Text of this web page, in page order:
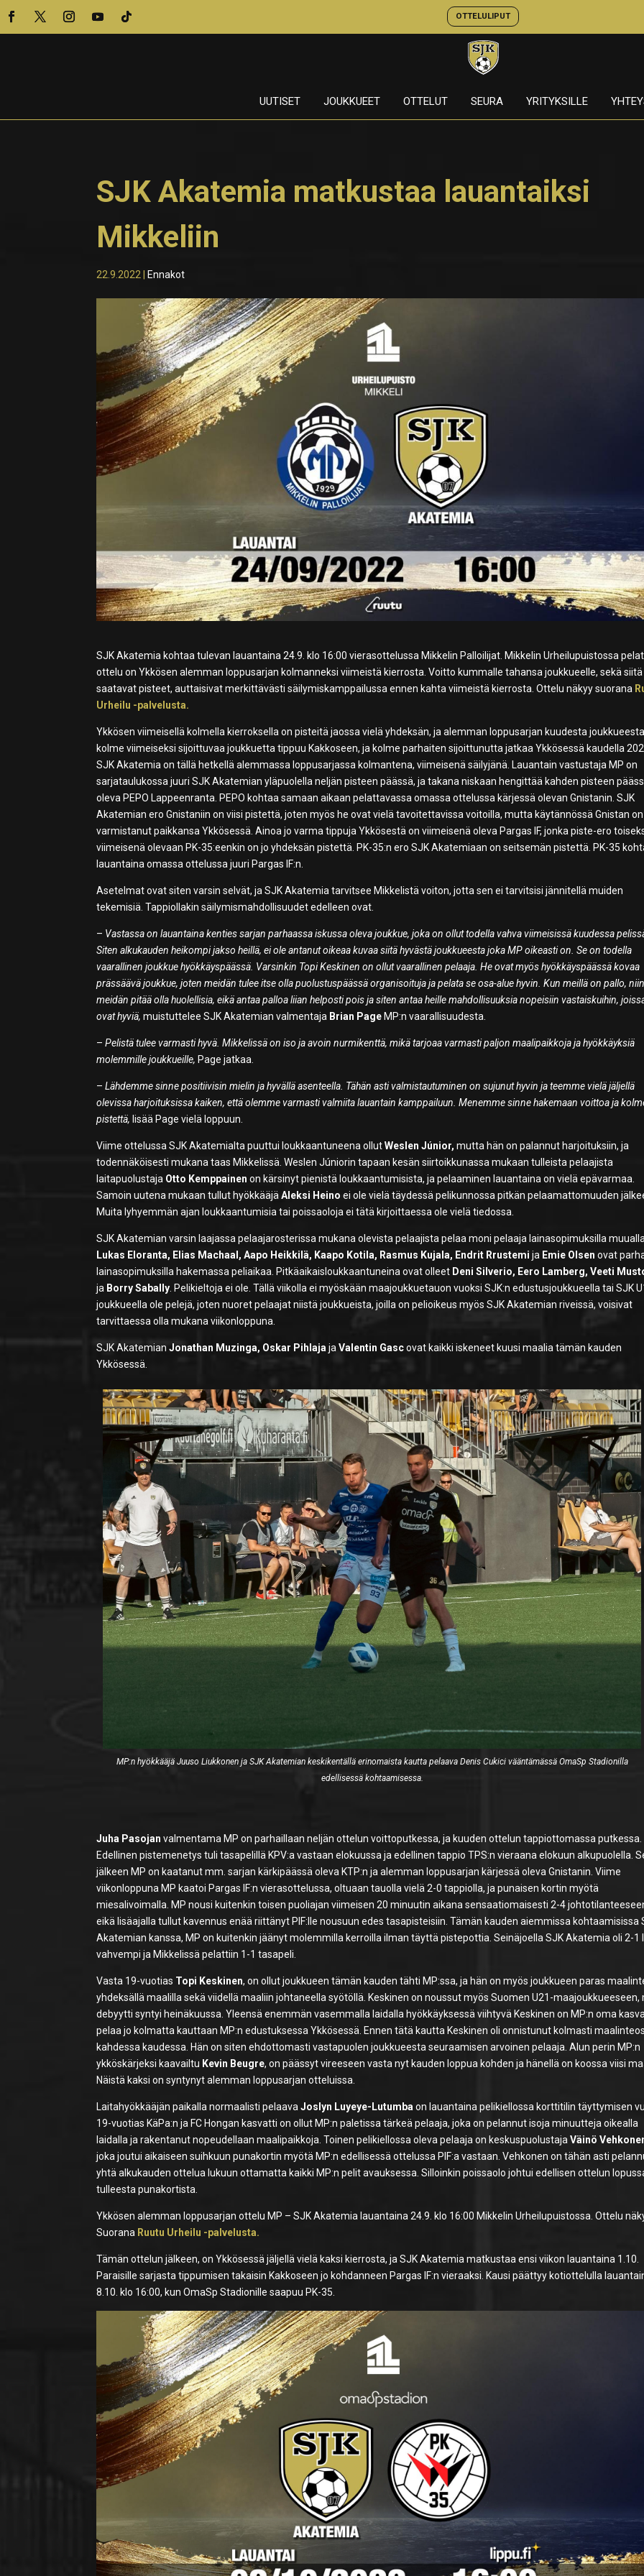
OTTELULIPUT
UUTISET JOUKKUEET OTTELUT SEURA YRITYKSILLE
SJK Akatemia matkustaa lauantaiksi
Mikkeliin
22.9.2022 Ennakot
SJK Akatemia kohtaa tulevan lauantaina 24.9. klo 16:00 vierasottelussa Mikkelin Palloilijat. Mikkelin Urheilupuistossa
ottelu on Ykkösen alemman loppusarjan kolmanneksi viimeistä kierrosta. Voitto kummalle tahansa joukkueelle, sekä siitä
saatavat pisteet, auttaisivat merkittävästi säilymiskamppailussa ennen kahta viimeistä kierrosta. Ottelu näkyy suorana
Urheilu -palvelusta.
Ykkösen viimeisellä kolmella kierroksella on pisteitä jaossa vielä yhdeksän, ja alemman loppusarjan kuudesta
kolme viimeiseksi sijoittuvaa joukkuetta tippuu Kakkoseen, ja kolme parhaiten sijoittunutta jatkaa Ykkösessä kaudella
SJK Akatemia on tällä hetkellä alemmassa loppusarjassa kolmantena, viimeisenä säilyjänä. Lauantain vastustaja MP on
sarjataulukossa juuri SJK Akatemian yläpuolella neljän pisteen päässä, ja takana niskaan hengittää kahden pisteen
oleva PEPO Lappeenranta. PEPO kohtaa samaan aikaan pelattavassa omassa ottelussa kärjessä olevan Gnistanin. SJK
Akatemian ero Gnistaniin on viisi pistettä, joten myös he ovat vielä tavoitettavissa voitoilla, mutta käytännössä Gnistan
varmistanut paikkansa Ykkösessä. Ainoa jo varma tippuja Ykkösestä on viimeisenä oleva Pargas IF, jonka piste-ero
viimeisenä olevaan PK-35:eenkin on jo yhdeksän pistettä. PK-35:n ero SJK Akatemiaan on seitsemän pistettä. PK-35
lauantaina omassa ottelussa juuri Pargas IF:n.
Asetelmat ovat siten varsin selvät, ja SJK Akatemia tarvitsee Mikkelistä voiton, jotta sen ei tarvitsisi jännitellä muiden
tekemisiä. Tappiollakin säilymismahdollisuudet edelleen ovat.
– Vastassa on lauantaina kenties sarjan parhaassa iskussa oleva joukkue, joka on ollut todella vahva viimeisissä kuudessa
Siten alkukauden heikompi jakso heillä, ei ole antanut oikeaa kuvaa siitä hyvästä joukkueesta joka MP oikeasti on. Se on todella
vaarallinen joukkue hyökkäyspäässä. Varsinkin Topi Keskinen on ollut vaarallinen pelaaja. He ovat myös hyökkäyspäässä kovaa
prässäävä joukkue, joten meidän tulee itse olla puolustuspäässä organisoituja ja pelata se osa-alue hyvin. Kun meillä on pallo,
meidän pitää olla huolellisia, eikä antaa palloa liian helposti pois ja siten antaa heille mahdollisuuksia nopeisiin vastaiskuihin,
ovat hyviä, muistuttelee SJK Akatemian valmentaja Brian Page MP:n vaarallisuudesta.
–Pelistä tulee varmasti hyvä. Mikkelissä on iso ja avoin nurmikenttä, mikä tarjoaa varmasti paljon maalipaikkoja ja hyökkäyksiä
molemmille joukkueille, Page jatkaa.
–Lähdemme sinne positiivisin mielin ja hyvällä asenteella. Tähän asti valmistautuminen on sujunut hyvin ja teemme vielä jäljellä
olevissa harjoituksissa kaiken, että olemme varmasti valmiita lauantain kamppailuun. Menemme sinne hakemaan voittoa ja
pistettä, lisää Page vielä loppuun.
Viime ottelussa SJK Akatemialta puuttui loukkaantuneena ollutWeslen Júnior, mutta hän on palannut harjoituksiin, ja
todennäköisesti mukana taas Mikkelissä. Weslen Júniorin tapaan kesän siirtoikkunassa mukaan tulleista pelaajista
laitapuolustaja Otto Kemppainen on kärsinyt pienistä loukkaantumisista, ja pelaaminen lauantaina on vielä epävarmaa.
Samoin uutena mukaan tullut hyökkääjäAleksi Heino ei ole vielä täydessä pelikunnossa pitkän pelaamattomuuden
Muita lyhyemmän ajan loukkaantumisia tai poissaoloja ei tätä kirjoittaessa ole vielä tiedossa.
SJK Akatemian varsin laajassa pelaajarosterissa mukana olevista pelaajista pelaa moni pelaaja lainasopimuksilla
Lukas Eloranta, Elias Machaal, Aapo Heikkilä, Kaapo Kotila, Rasmus Kujala, Endrit Rrustemi ja Emie Olsen ovat
lainasopimuksilla hakemassa peliaikaa. Pitkäaikaisloukkaantuneina ovat olleet Deni Silverio, Eero Lamberg, Veeti
ja Borry Sabally. Pelikieltoja ei ole. Tällä viikolla ei myöskään maajoukkuetauon vuoksi SJK:n edustusjoukkueella tai SJK
joukkueella ole pelejä, joten nuoret pelaajat niistä joukkueista, joilla on pelioikeus myös SJK Akatemian riveissä, voisivat
tarvittaessa olla mukana viikonloppuna.
SJK AkatemianJonathan Muzinga, Oskar PihlajajaValentin Gascovat kaikki iskeneet kuusi maalia tämän kauden
Ykkösessä.
MP:n hyökkääjä Juuso Liukkonen ja SJK Akatemian keskikentällä erinomaista kautta pelaava Denis Cukici vääntämässä OmaSp Stadionilla
edellisessä kohtaamisessa.
Juha Pasojan valmentama MP on parhaillaan neljän ottelun voittoputkessa, ja kuuden ottelun tappiottomassa putkessa.
Edellinen pistemenetys tuli tasapelillä KPV:a vastaan elokuussa ja edellinen tappio TPS:n vieraana elokuun alkupuolella.
jälkeen MP on kaatanut mm. sarjan kärkipäässä oleva KTP:n ja alemman loppusarjan kärjessä oleva Gnistanin. Viime
viikonloppuna MP kaatoi Pargas IF:n vierasottelussa, oltuaan tauolla vielä 2-0 tappiolla, ja punaisen kortin myötä
miesalivoimalla. MP nousi kuitenkin toisen puoliajan viimeisen 20 minuutin aikana sensaatiomaisesti 2-4
eikä lisäajalla tullut kavennus enää riittänyt PIF:lle nousuun edes tasapisteisiin. Tämän kauden aiemmissa kohtaamisissa
Akatemian kanssa, MP on kuitenkin jäänyt molemmilla kerroilla ilman täyttä pistepottia. Seinäjoella SJK Akatemia oli 2-1
vahvempi ja Mikkelissä pelattiin 1-1 tasapeli.
Vasta 19-vuotias Topi Keskinen, on ollut joukkueen tämän kauden tähti MP:ssa, ja hän on myös joukkueen paras
yhdeksällä maalilla sekä viidellä maaliin johtaneella syötöllä. Keskinen on noussut myös Suomen U21-maajoukkueeseen,
debyytti syntyi heinäkuussa. Yleensä enemmän vasemmalla laidalla hyökkäyksessä viihtyvä Keskinen on MP:n oma
pelaa jo kolmatta kauttaan MP:n edustuksessa Ykkösessä. Ennen tätä kautta Keskinen oli onnistunut kolmasti
kahdessa kaudessa. Hän on siten ehdottomasti vastapuolen joukkueesta seuraamisen arvoinen pelaaja. Alun perin MP:n
ykköskärjeksi kaavailtu Kevin Beugre, on päässyt vireeseen vasta nyt kauden loppua kohden ja hänellä on koossa viisi
Näistä kaksi on syntynyt alemman loppusarjan otteluissa.
Laitahyökkääjän paikalla normaalisti pelaavaJoslyn Luyeye-Lutumba on lauantaina pelikiellossa korttitilin täyttymisen
19-vuotias KäPa:n ja FC Hongan kasvatti on ollut MP:n paletissa tärkeä pelaaja, joka on pelannut isoja minuutteja oikealla
laidalla ja rakentanut nopeudellaan maalipaikkoja. Toinen pelikiellossa oleva pelaaja on keskuspuolustaja Väinö
joka joutui aikaiseen suihkuun punakortin myötä MP:n edellisessä ottelussa PIF:a vastaan. Vehkonen on tähän asti
yhtä alkukauden ottelua lukuun ottamatta kaikki MP:n pelit avauksessa. Silloinkin poissaolo johtui edellisen ottelun
tulleesta punakortista.
Ykkösen alemman loppusarjan ottelu MP – SJK Akatemia lauantaina 24.9. klo 16:00 Mikkelin Urheilupuistossa. Ottelu
Suorana Ruutu Urheilu -palvelusta.
Tämän ottelun jälkeen, on Ykkösessä jäljellä vielä kaksi kierrosta, ja SJK Akatemia matkustaa ensi viikon lauantaina 1.10.
Paraisille sarjasta tippumisen takaisin Kakkoseen jo kohdanneen Pargas IF:n vieraaksi. Kausi päättyy kotiottelulla
8.10. klo 16:00, kun OmaSp Stadionille saapuu PK-35.